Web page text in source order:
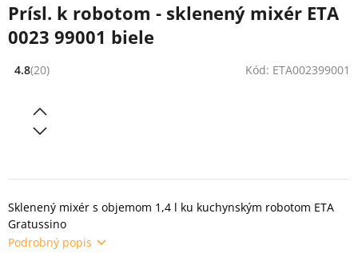
Prísl. k robotom - sklenený mixér ETA
0023 99001 biele
Hodnocení: 4.8 z 5 (20 recenzí)
4.8(20) Kód: ETA002399001
Sklenený mixér s objemom 1,4 l ku kuchynským robotom ETA
Gratussino
Podrobný popis